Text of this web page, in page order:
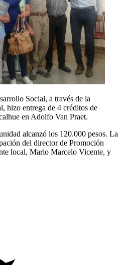
Social, a través de la
hizo entrega de 4 créditos de
en Adolfo Van Praet.
alcanzó los 120.000 pesos. La
del director de Promoción
local, Mario Marcelo Vicente, y